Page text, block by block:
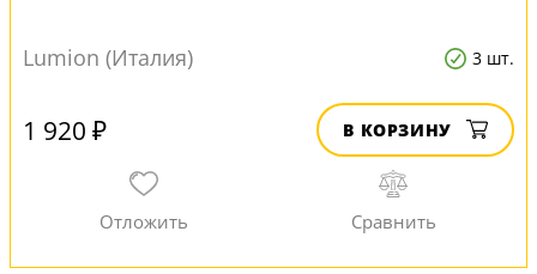
Lumion (Италия) 3 шт.
1 920 ₽ В КОРЗИНУ